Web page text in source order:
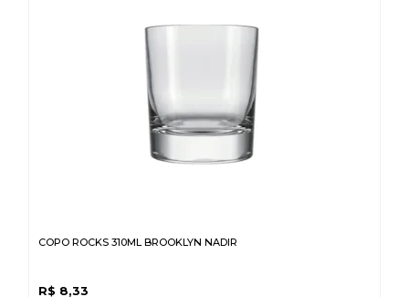
COPO ROCKS 310ML BROOKLYN NADIR
R$ 8,33